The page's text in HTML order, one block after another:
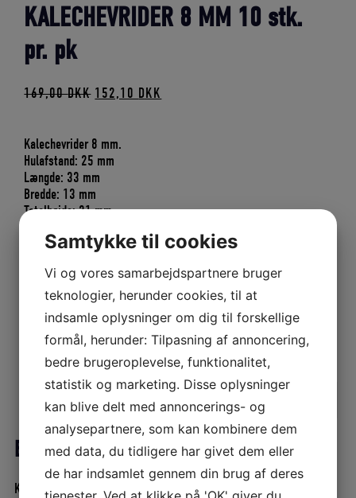
KALECHEVRIDER 8 MM 10 stk.
pr. pk
169,00DKK Den
var:
169,00 DKK.
152,10 DKK
Kalechevrider 8 mm.
Hulafstand: 25 mm
Længde: 33 mm
Bredde: 13 mm
Totalhøjde: 21 mm
På lager
KALECHEVRIDER
TILFØJ TIL KURV
Varenummer (SKU):P1041766
Kategorier: Bådudstyr,Vridere og øjer,Kalechedele
Beskrivelse
Yderligere information
Beskrivelse
Kalechevrider 8 mm.
Samtykke til cookies
Vi og vores samarbejdspartnere bruger
teknologier, herunder cookies, til at
indsamle oplysninger om dig til forskellige
formål, herunder: Tilpasning af annoncering,
bedre brugeroplevelse, funktionalitet,
statistik og marketing. Disse oplysninger
kan blive delt med annoncerings- og
analysepartnere, som kan kombinere dem
med data, du tidligere har givet dem eller
de har indsamlet gennem din brug af deres